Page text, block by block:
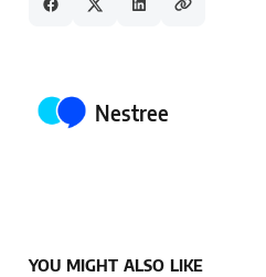
Posted by
Nestree
YOU MIGHT ALSO LIKE